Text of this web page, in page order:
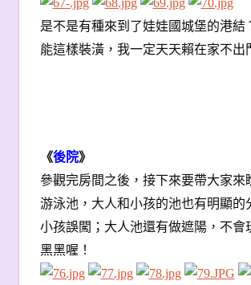
是不是有種來到了娃娃國城堡的港結
能這樣裝潢，我一定天天賴在家不
《後院》
參觀完房間之後，接下來要帶大家來
游泳池，大人和小孩的池也有明顯的
小孩誤闖；大人池還有做遮陽，不會
黑黑喔！